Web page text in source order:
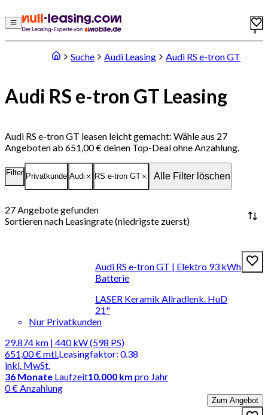
0
Suche Audi Leasing Audi RS e-tron GT
Audi RS e-tron GT Leasing
Audi RS e-tron GT leasen leicht gemacht: Wähle aus 27
Angeboten ab 651,00 € deinen Top-Deal ohne Anzahlung.
Filter Privatkunde Audi RS e-tron GT Alle Filter löschen
27Angebote gefunden
Sortieren nach Leasingrate (niedrigste zuerst)
Audi RS e-tron GT | Elektro 93 kWh
Batterie
LASER Keramik Allradlenk. HuD
21"
Nur Privatkunden
29.874 km | 440 kW (598 PS)
651,00 €mtl.
inkl. MwSt.
Leasingfaktor: 0.38
36 Monate Laufzeit10.000 km pro Jahr
0 € Anzahlung
Zum Angebot